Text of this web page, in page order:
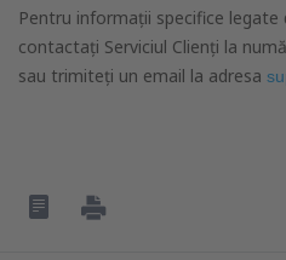
Pentru informații specifice
contactați Serviciul Clienți la
sau trimiteți un email la adresa